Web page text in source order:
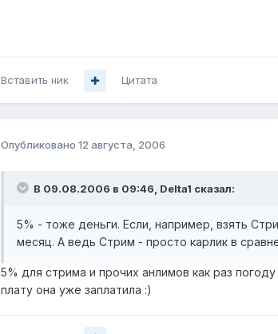
Вставить ник Цитата
Опубликовано 12 августа, 2006
В 09.08.2006 в 09:46, Delta1 сказал:
5% - тоже деньги. Если, например, взять
месяц. А ведь Стрим - просто карлик в
5% для стрима и прочих анлимов как раз
плату она уже заплатила :)